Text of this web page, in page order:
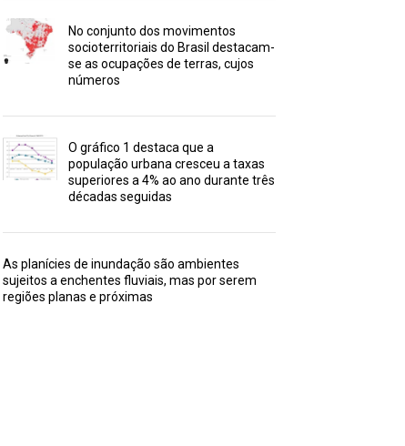
No conjunto dos movimentos
socioterritoriais do Brasil destacam-
se as ocupações de terras, cujos
números
O gráfico 1 destaca que a
população urbana cresceu a taxas
superiores a 4% ao ano durante três
décadas seguidas
As planícies de inundação são ambientes
sujeitos a enchentes fluviais, mas por serem
regiões planas e próximas